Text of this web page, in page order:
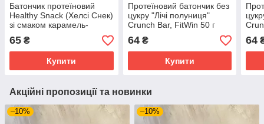
Батончик протеїновий
Healthy Snack (Хелсі Снек)
зі смаком карамель-
глазурі без цукру, 40 г
65 ₴
Купити
Протеїновий батончик без
цукру "Лічі полуниця"
Crunch Bar, FitWin 50 г
64₴
Купити
64
Акційні пропозиції та новинки
–10% –10%